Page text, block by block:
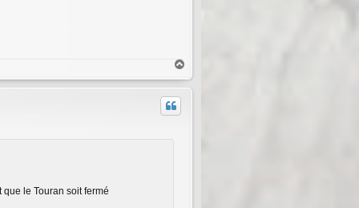
a
u
le Touran soit fermé